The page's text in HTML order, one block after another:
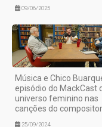
09/06/2025
Música e Chico
episódio do MackCast
universo feminino nas
canções do compositor
25/09/2024